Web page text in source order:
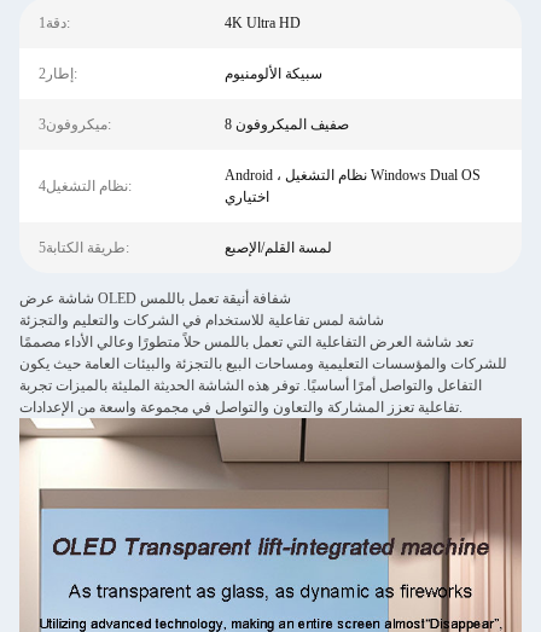
1دقة: 4K Ultra HD
2إطار: سبيكة الألومنيوم
3ميكروفون: 8 صفيف الميكروفون
4نظام التشغيل:
Android ، نظام التشغيل Windows Dual OS
اختياري
5طريقة الكتابة: لمسة القلم/الإصبع
شاشة عرض OLED شفافة أنيقة تعمل باللمس
شاشة لمس تفاعلية للاستخدام في الشركات والتعليم والتجزئة
تعد شاشة العرض التفاعلية التي تعمل باللمس حلاً متطورًا وعالي الأداء مصممًا
للشركات والمؤسسات التعليمية ومساحات البيع بالتجزئة والبيئات العامة حيث يكون
التفاعل والتواصل أمرًا أساسيًا. توفر هذه الشاشة الحديثة المليئة بالميزات تجربة
تفاعلية تعزز المشاركة والتعاون والتواصل في مجموعة واسعة من الإعدادات.